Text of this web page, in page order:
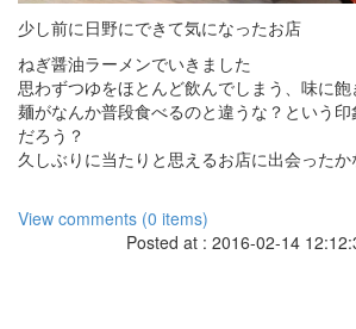
少し前に日野にできて気になったお店
ねぎ醤油ラーメンでいきました
思わずつゆをほとんど飲んでしまう、味に
麺がなんか普段食べるのと違うな？という
だろう？
久しぶりに当たりと思えるお店に出会ったか
View comments (0 items)
Posted at : 2016-02-14